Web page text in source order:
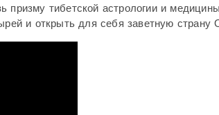
призму тибетской астрологии и
и открыть для себя заветную